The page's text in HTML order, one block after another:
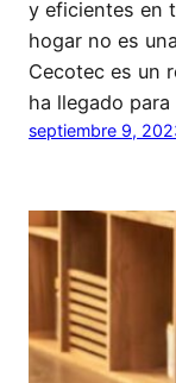
y eficientes en
hogar no es
Cecotec es un
ha llegado
septiembre 9,